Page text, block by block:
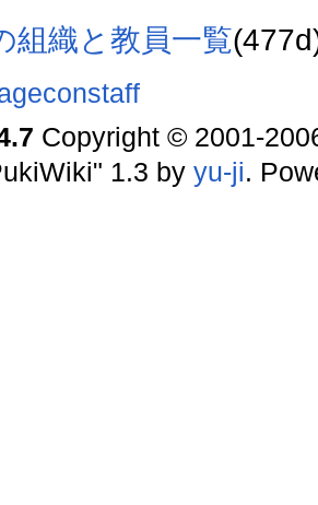
組織と教員一覧
Copyright © 2001-
1.3 by yu-ji.